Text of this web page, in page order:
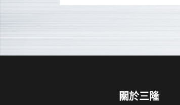
關於三隆